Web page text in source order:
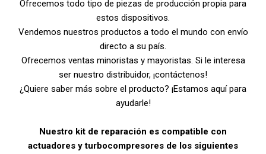
Ofrecemos todo tipo de piezas de producción propia para
estos dispositivos.
Vendemos nuestros productos a todo el mundo con envío
directo a su país.
Ofrecemos ventas minoristas y mayoristas. Si le interesa
ser nuestro distribuidor, ¡contáctenos!
¿Quiere saber más sobre el producto? ¡Estamos aquí para
ayudarle!
Nuestro kit de reparación es compatible con
actuadores y turbocompresores de los siguientes